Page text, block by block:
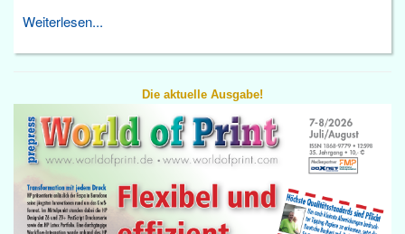
Weiterlesen...
Die aktuelle Ausgabe!